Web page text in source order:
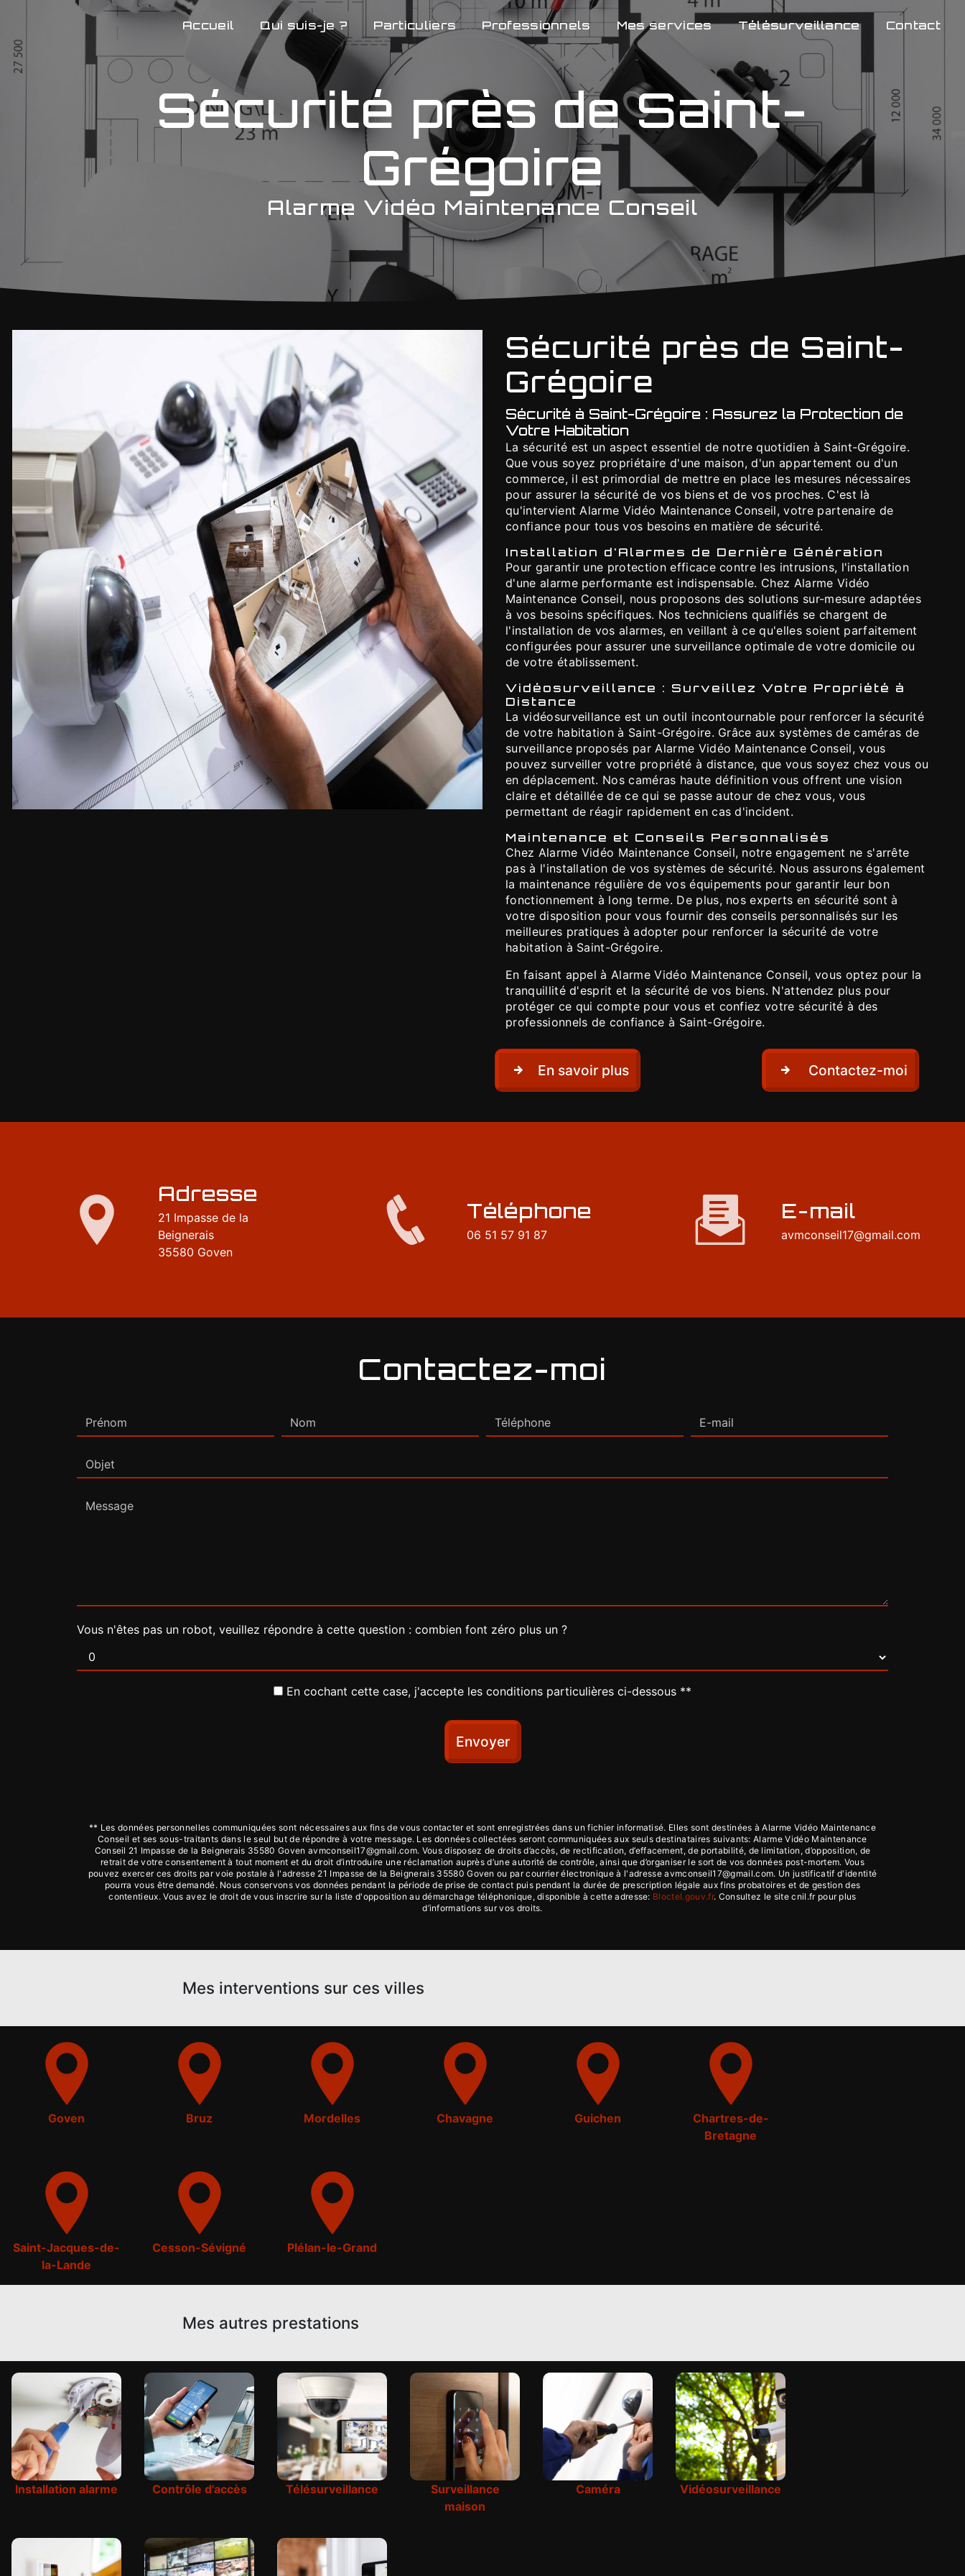
Accueil Qui suis-je ? Particuliers Professionnels Mes services Télésurveillance Contact
Sécurité près de Saint-
Grégoire
Alarme Vidéo Maintenance Conseil
Sécurité près de Saint-
Grégoire
Sécurité à Saint-Grégoire : Assurez la Protection de
Votre Habitation
La sécurité est un aspect essentiel de notre quotidien à Saint-Grégoire.
Que vous soyez propriétaire d'une maison, d'un appartement ou d'un
commerce, il est primordial de mettre en place les mesures nécessaires
pour assurer la sécurité de vos biens et de vos proches. C'est là
qu'intervient Alarme Vidéo Maintenance Conseil, votre partenaire de
confiance pour tous vos besoins en matière de sécurité.
Installation d'Alarmes de Dernière Génération
Pour garantir une protection efficace contre les intrusions, l'installation
d'une alarme performante est indispensable. Chez Alarme Vidéo
Maintenance Conseil, nous proposons des solutions sur-mesure adaptées
à vos besoins spécifiques. Nos techniciens qualifiés se chargent de
l'installation de vos alarmes, en veillant à ce qu'elles soient parfaitement
configurées pour assurer une surveillance optimale de votre domicile ou
de votre établissement.
Vidéosurveillance : Surveillez Votre Propriété à
Distance
La vidéosurveillance est un outil incontournable pour renforcer la sécurité
de votre habitation à Saint-Grégoire. Grâce aux systèmes de caméras de
surveillance proposés par Alarme Vidéo Maintenance Conseil, vous
pouvez surveiller votre propriété à distance, que vous soyez chez vous ou
en déplacement. Nos caméras haute définition vous offrent une vision
claire et détaillée de ce qui se passe autour de chez vous, vous
permettant de réagir rapidement en cas d'incident.
Maintenance et Conseils Personnalisés
Chez Alarme Vidéo Maintenance Conseil, notre engagement ne s'arrête
pas à l'installation de vos systèmes de sécurité. Nous assurons également
la maintenance régulière de vos équipements pour garantir leur bon
fonctionnement à long terme. De plus, nos experts en sécurité sont à
votre disposition pour vous fournir des conseils personnalisés sur les
meilleures pratiques à adopter pour renforcer la sécurité de votre
habitation à Saint-Grégoire.
En faisant appel à Alarme Vidéo Maintenance Conseil, vous optez pour la
tranquillité d'esprit et la sécurité de vos biens. N'attendez plus pour
protéger ce qui compte pour vous et confiez votre sécurité à des
professionnels de confiance à Saint-Grégoire.
En savoir plus Contactez-moi
Adresse
21 Impasse de la
Beignerais
35580 Goven
Téléphone
06 51 57 91 87
E-mail
avmconseil17@gmail.com
Contactez-moi
Vous n'êtes pas un robot, veuillez répondre à cette question : combien font zéro plus un ?
En cochant cette case, j'accepte les conditions particulières ci-dessous **
Envoyer
** Les données personnelles communiquées sont nécessaires aux fins de vous contacter et sont enregistrées dans un fichier informatisé. Elles sont destinées à Alarme Vidéo Maintenance
Conseil et ses sous-traitants dans le seul but de répondre à votre message. Les données collectées seront communiquées aux seuls destinataires suivants: Alarme Vidéo Maintenance
Conseil 21 Impasse de la Beignerais 35580 Goven avmconseil17@gmail.com. Vous disposez de droits d’accès, de rectification, d’effacement, de portabilité, de limitation, d’opposition, de
retrait de votre consentement à tout moment et du droit d’introduire une réclamation auprès d’une autorité de contrôle, ainsi que d’organiser le sort de vos données post-mortem. Vous
pouvez exercer ces droits par voie postale à l'adresse 21 Impasse de la Beignerais 35580 Goven ou par courrier électronique à l'adresse avmconseil17@gmail.com. Un justificatif d'identité
pourra vous être demandé. Nous conservons vos données pendant la période de prise de contact puis pendant la durée de prescription légale aux fins probatoires et de gestion des
contentieux. Vous avez le droit de vous inscrire sur la liste d'opposition au démarchage téléphonique, disponible à cette adresse: Bloctel.gouv.fr. Consultez le site cnil.fr pour plus
d’informations sur vos droits.
Mes interventions sur ces villes
Goven Bruz Mordelles Chavagne Guichen
Chartres-de-
Bretagne
Saint-Jacques-de-
la-Lande
Cesson-Sévigné Plélan-le-Grand
Mes autres prestations
Installation alarme Contrôle d'accès Télésurveillance
Surveillance
maison
Caméra Vidéosurveillance
Panneau de gestion des cookies